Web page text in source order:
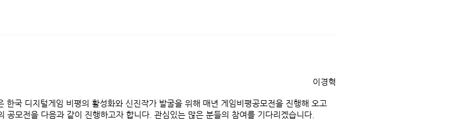
이경혁
한국 디지털게임 비평의 활성화와 신진작가 발굴을 위해 매년 게임비평공모전을 진행해 오고
공모전을 다음과 같이 진행하고자 합니다. 관심있는 많은 분들의 참여를 기다리겠습니다.